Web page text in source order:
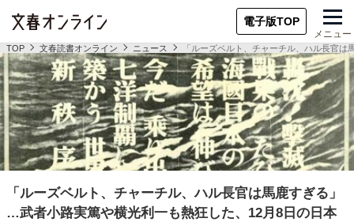
電子版TOP
メニュー
TOP 文春読書オンライン ニュース 「ルーズベルト、チャーチル、ハル長官
「ルーズベルト、チャーチル、ハル長官は馬鹿すぎる」
…武者小路実篤や横光利一も熱狂した、12月8日の日本